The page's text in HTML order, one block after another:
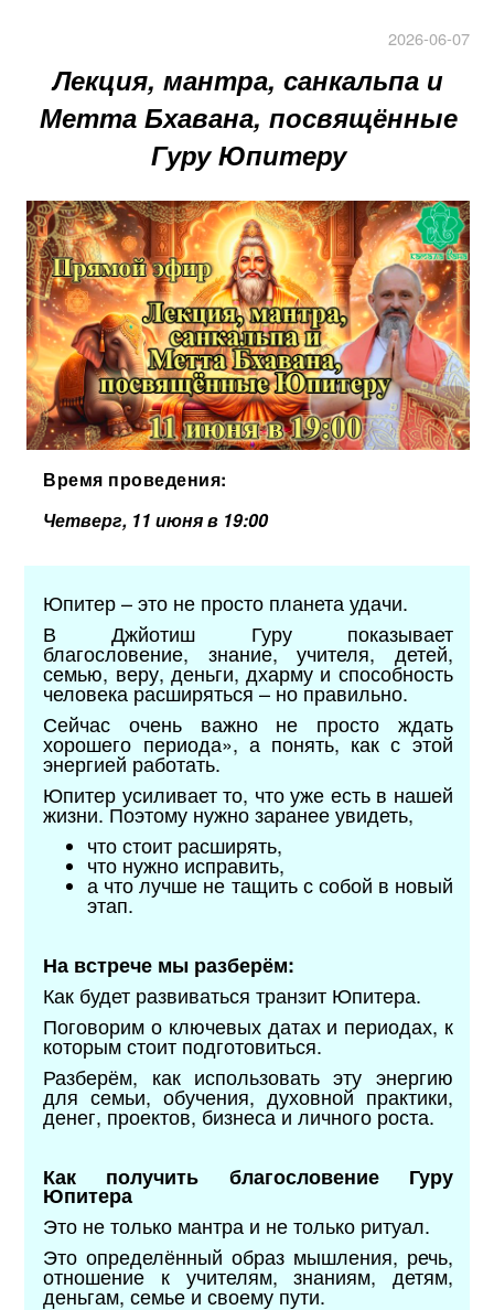
2026-06-07
Лекция, мантра, санкальпа и
Метта Бхавана, посвящённые
Гуру Юпитеру
Время проведения:
Четверг, 11 июня в 19:00
Юпитер – это не просто планета удачи.
В Джйотиш Гуру показывает
благословение, знание, учителя, детей,
семью, веру, деньги, дхарму и способность
человека расширяться – но правильно.
Сейчас очень важно не просто ждать
хорошего периода», а понять, как с этой
энергией работать.
Юпитер усиливает то, что уже есть в нашей
жизни. Поэтому нужно заранее увидеть,
что стоит расширять,
что нужно исправить,
а что лучше не тащить с собой в новый
этап.
На встрече мы разберём:
Как будет развиваться транзит Юпитера.
Поговорим о ключевых датах и периодах, к
которым стоит подготовиться.
Разберём, как использовать эту энергию
для семьи, обучения, духовной практики,
денег, проектов, бизнеса и личного роста.
Как получить благословение Гуру
Юпитера
Это не только мантра и не только ритуал.
Это определённый образ мышления, речь,
отношение к учителям, знаниям, детям,
деньгам, семье и своему пути.